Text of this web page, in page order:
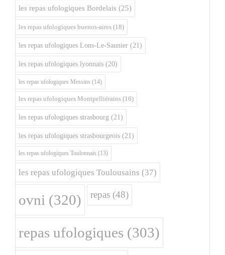
les repas ufologiques Bordelais (25)
les repas ufologiques buenos-aires (18)
les repas ufologiques Lons-Le-Saunier (21)
les repas ufologiques lyonnais (20)
les repas ufologiques Messins (14)
les repas ufologiques Montpelliérains (16)
les repas ufologiques strasbourg (21)
les repas ufologiques strasbourgeois (21)
les repas ufologiques Toulonnais (13)
les repas ufologiques Toulousains (37)
ovni (320) repas (48)
repas ufologiques (303)